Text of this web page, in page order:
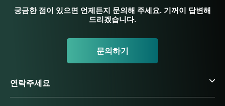
궁금한 점이 있으면 언제든지 문의해 주세요. 기꺼이 답변해
드리겠습니다.
문의하기
연락주세요